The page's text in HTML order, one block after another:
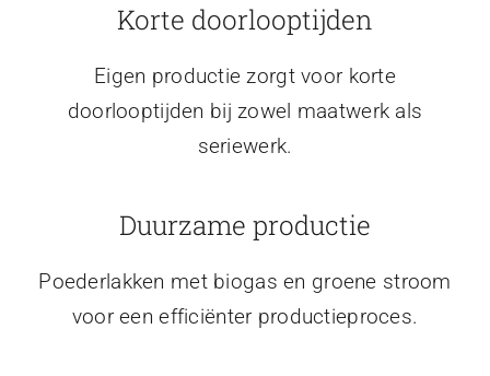
Korte doorlooptijden
Eigen productie zorgt voor korte
doorlooptijden bij zowel maatwerk als
seriewerk.
Duurzame productie
Poederlakken met biogas en groene stroom
voor een efficiënter productieproces.